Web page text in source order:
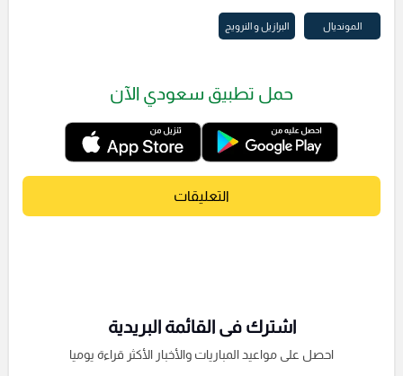
المونديال البرازيل و النرويج
حمل تطبيق سعودي الآن
التعليقات
اشترك فى القائمة البريدية
احصل على مواعيد المباريات والأخبار الأكثر قراءة يوميا